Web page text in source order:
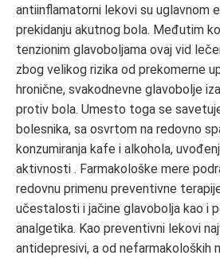
antiinflamatorni lekovi su uglavnom
prekidanju akutnog bola. Međutim
tenzionim glavoboljama ovaj vid
zbog velikog rizika od prekomerne
hronične, svakodnevne glavobolje
protiv bola. Umesto toga se
bolesnika, sa osvrtom na redovno
konzumiranja kafe i alkohola,
aktivnosti . Farmakološke mere
redovnu primenu preventivne
učestalosti i jačine glavobolja kao i
analgetika. Kao preventivni lekovi
antidepresivi, a od nefarmakoloških